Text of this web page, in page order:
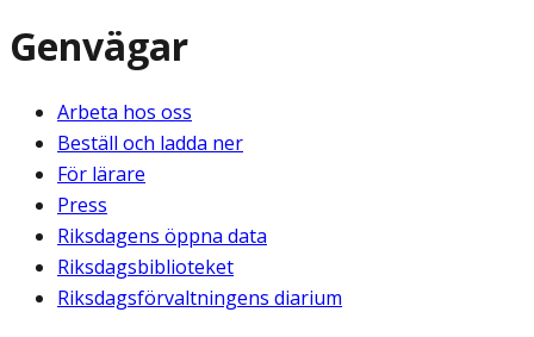
Genvägar
Arbeta hos oss
Beställ och ladda ner
För lärare
Press
Riksdagens öppna data
Riksdagsbiblioteket
Riksdagsförvaltningens diarium